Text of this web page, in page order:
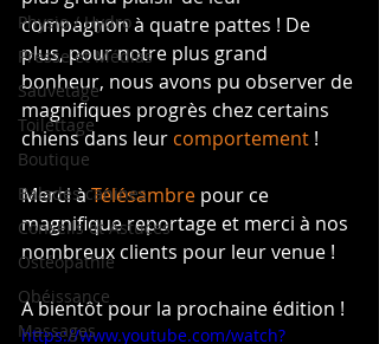
Physio / Hydro
Presse et Médias
Sauvetage
Toilettage
Boutique
Balades canines
Conseils et Astuces
Ostéopathie
Obéissance
Massages
compagnon à quatre pattes ! De
plus, pour notre plus grand
bonheur, nous avons pu observer de
magnifiques progrès chez certains
chiens dans leur comportement !
Merci à Télésambre pour ce
magnifique reportage et merci à nos
nombreux clients pour leur venue !
A bientôt pour la prochaine édition !
https://www.youtube.com/watch?